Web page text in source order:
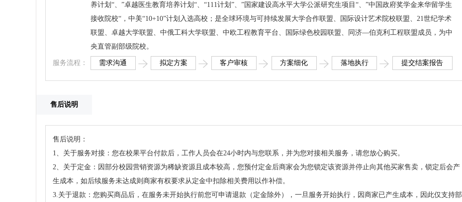
养计划“、”卓越医生教育培养计划“、“111计划”、”国家建设高水平大学公派研究生项目“、”中国政府奖学金来华留学生
接收院校“，中美“10+10”计划入选高校；是全球环境与可持续发展大学合作联盟、国际设计艺术院校联盟、21世纪学术
联盟、卓越大学联盟、中俄工科大学联盟、中欧工程教育平台、国际绿色校园联盟、同济—伯克利工程联盟成员，为中
央直管副部级院校。
服务流程： 需求沟通 拟定方案 客户审核 方案细化 落地执行 提交结案报告
售后说明
售后说明：
1、关于服务对接：您在校果平台付款后，工作人员会在24小时内与您联系，并为您对接相关服务，请您放心购买。
2、关于定金：因部分校园营销资源为稀缺资源且成本较高，您预付定金后商家会为您锁定该资源并停止向其他买家售卖，锁定后会产
生成本，如后续服务未达成则商家有权要求从定金中扣除相关费用以作补偿。
3.关于退款：您购买商品后，在服务未开始执行前您可申请退款（定金除外），一旦服务开始执行，因商家已产生成本，因此仅支持部